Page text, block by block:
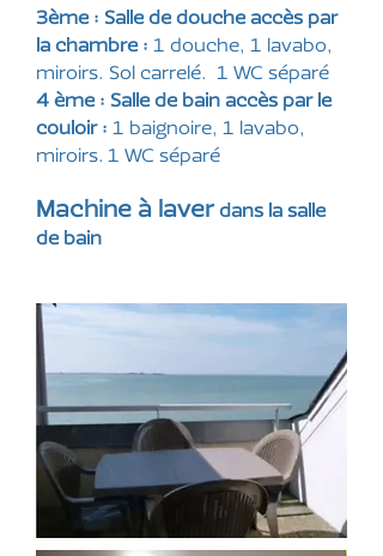
3ème : Salle de douche accès par
la chambre : 1 douche, 1 lavabo,
miroirs. Sol carrelé. 1 WC séparé
4 ème : Salle de bain accès par le
couloir : 1 baignoire, 1 lavabo,
miroirs. 1 WC séparé
Machine à laver dans la salle
de bain